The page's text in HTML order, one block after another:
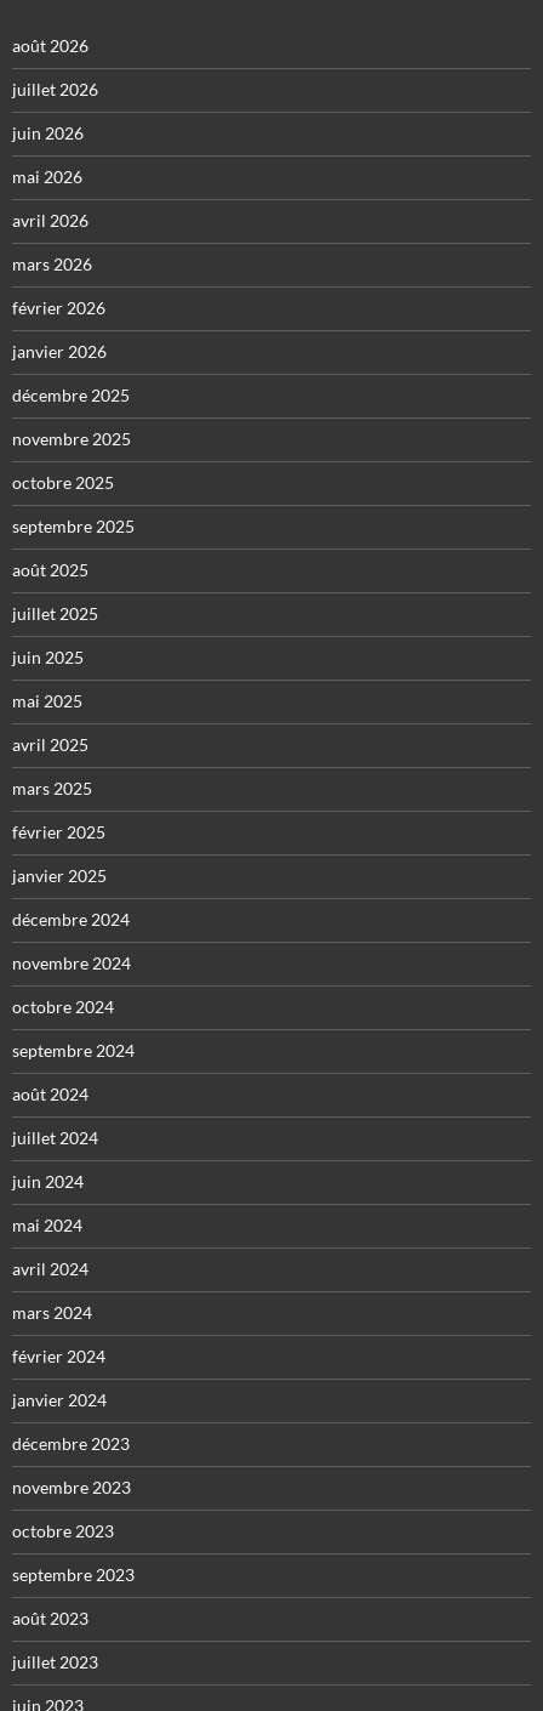
août 2026
juillet 2026
juin 2026
mai 2026
avril 2026
mars 2026
février 2026
janvier 2026
décembre 2025
novembre 2025
octobre 2025
septembre 2025
août 2025
juillet 2025
juin 2025
mai 2025
avril 2025
mars 2025
février 2025
janvier 2025
décembre 2024
novembre 2024
octobre 2024
septembre 2024
août 2024
juillet 2024
juin 2024
mai 2024
avril 2024
mars 2024
février 2024
janvier 2024
décembre 2023
novembre 2023
octobre 2023
septembre 2023
août 2023
juillet 2023
juin 2023